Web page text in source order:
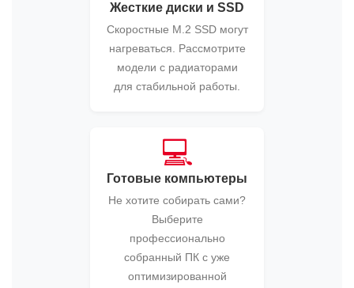
Жесткие диски и SSD
Скоростные M.2 SSD могут
нагреваться. Рассмотрите
модели с радиаторами
для стабильной работы.
💻
Готовые компьютеры
Не хотите собирать сами?
Выберите
профессионально
собранный ПК с уже
оптимизированной